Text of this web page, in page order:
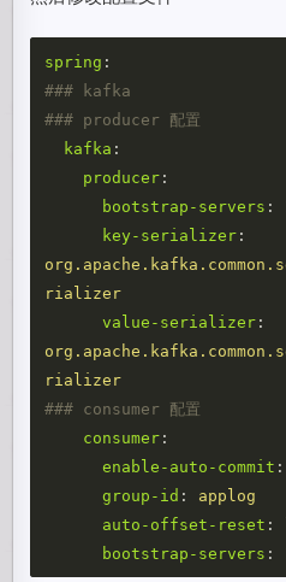
spring :
### kafka
### producer 配置
kafka :
producer :
bootstrap-servers :
key-serializer :
rializer
value-serializer :
rializer
### consumer 配置
consumer :
enable-auto-commit :
group-id :
applog
auto-offset-reset :
bootstrap-servers :